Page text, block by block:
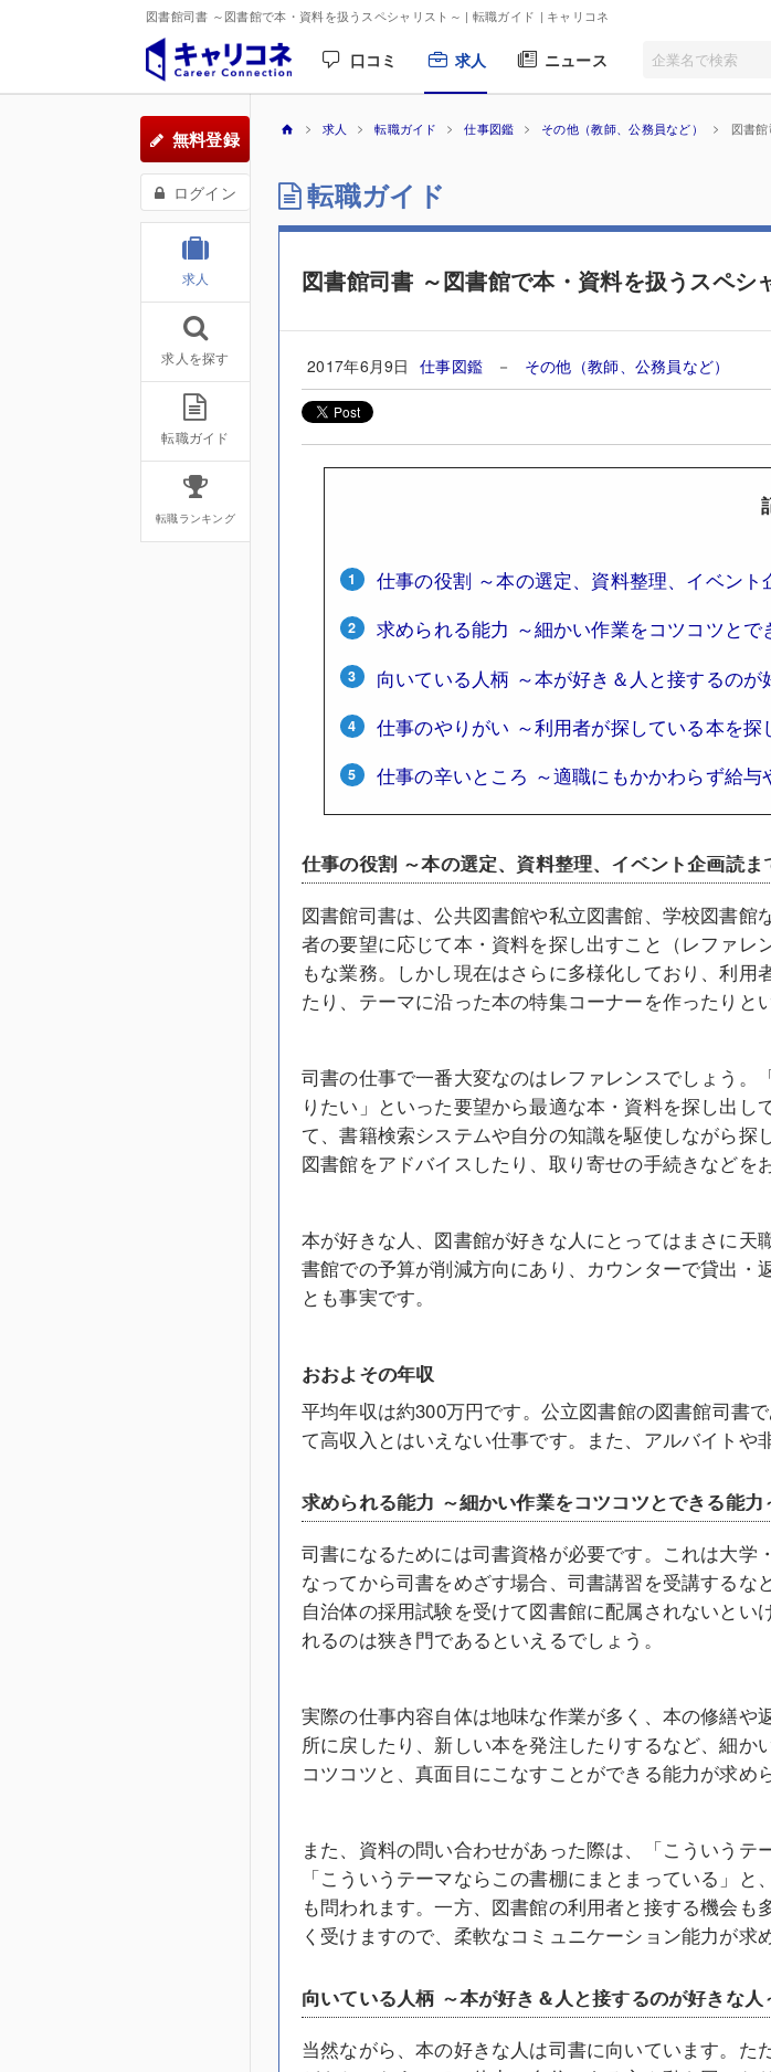
図書館司書 ～図書館で本・資料を扱うスペシャリスト～ | 転職ガイド | キャリコネ
口コミ 求人 ニュース
無料登録
ログイン
求人
求人を探す
転職ガイド
転職ランキング
求人 転職ガイド 仕事図鑑 その他（教師、公務員など） 図書
転職ガイド
図書館司書 ～図書館で本・資料を扱うスペシ
2017年6月9日 仕事図鑑 － その他（教師、公務員など）
仕事の役割 ～本の選定、資料整理、イベント
求められる能力 ～細かい作業をコツコツとで
向いている人柄 ～本が好き＆人と接するのが
仕事のやりがい ～利用者が探している本を探
仕事の辛いところ ～適職にもかかわらず給与
仕事の役割 ～本の選定、資料整理、イベント企画読ま
図書館司書は、公共図書館や私立図書館、学校図書
者の要望に応じて本・資料を探し出すこと（レファ
もな業務。しかし現在はさらに多様化しており、利
たり、テーマに沿った本の特集コーナーを作ったりと
司書の仕事で一番大変なのはレファレンスでしょう
りたい」といった要望から最適な本・資料を探し出
て、書籍検索システムや自分の知識を駆使しながら
図書館をアドバイスしたり、取り寄せの手続きなどを
本が好きな人、図書館が好きな人にとってはまさに
書館での予算が削減方向にあり、カウンターで貸出
とも事実です。
おおよその年収
平均年収は約300万円です。公立図書館の図書館司書
て高収入とはいえない仕事です。また、アルバイトや
求められる能力 ～細かい作業をコツコツとできる能力
司書になるためには司書資格が必要です。これは大
なってから司書をめざす場合、司書講習を受講するな
自治体の採用試験を受けて図書館に配属されないと
れるのは狭き門であるといえるでしょう。
実際の仕事内容自体は地味な作業が多く、本の修繕や
所に戻したり、新しい本を発注したりするなど、細か
コツコツと、真面目にこなすことができる能力が求め
また、資料の問い合わせがあった際は、「こういうテ
「こういうテーマならこの書棚にまとまっている」と
も問われます。一方、図書館の利用者と接する機会も
く受けますので、柔軟なコミュニケーション能力が求
向いている人柄 ～本が好き＆人と接するのが好きな人
当然ながら、本の好きな人は司書に向いています。